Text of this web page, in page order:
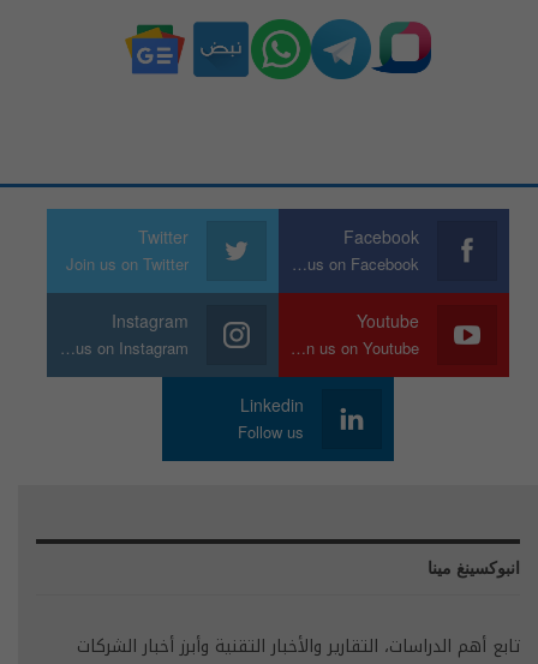
Facebook
Join us on Facebook
Twitter
Join us on Twitter
Youtube
Join us on Youtube
Instagram
Join us on Instagram
Linkedin
Follow us
انبوكسينغ مينا
تابع أهم الدراسات، التقارير والأخبار التقنية وأبرز أخبار الشركات